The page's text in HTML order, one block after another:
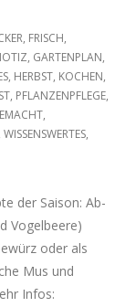
, FRISCH,
, GARTENPLAN,
, HERBST, KOCHEN,
, PFLANZENPFLEGE,
,
WISSENSWERTES,
der Saison: Ab-
Vogelbeere)
oder als
Mus und
Infos: